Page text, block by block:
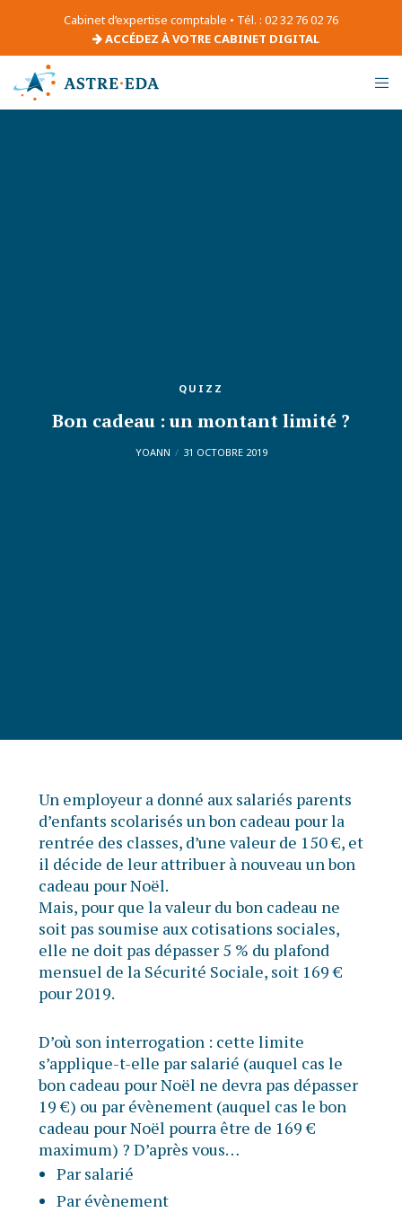
Cabinet d’expertise comptable • Tél. : 02 32 76 02 76
ACCÉDEZ À VOTRE CABINET DIGITAL
QUIZZ
Bon cadeau : un montant limité ?
YOANN 31 OCTOBRE 2019
Un employeur a donné aux salariés parents
d’enfants scolarisés un bon cadeau pour la
rentrée des classes, d’une valeur de 150 €, et
il décide de leur attribuer à nouveau un bon
cadeau pour Noël.
Mais, pour que la valeur du bon cadeau ne
soit pas soumise aux cotisations sociales,
elle ne doit pas dépasser 5 % du plafond
mensuel de la Sécurité Sociale, soit 169 €
pour 2019.
D’où son interrogation : cette limite
s’applique-t-elle par salarié (auquel cas le
bon cadeau pour Noël ne devra pas dépasser
19 €) ou par évènement (auquel cas le bon
cadeau pour Noël pourra être de 169 €
maximum) ? D’après vous…
Par salarié
Par évènement